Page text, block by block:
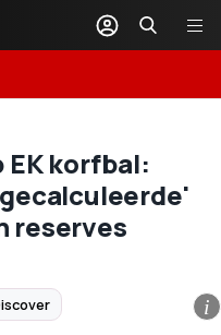
korfbal:
reserves
i